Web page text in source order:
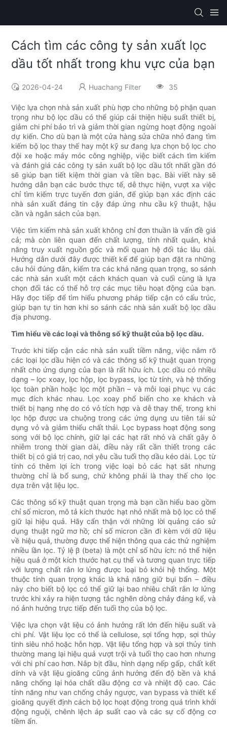
Cách tìm các công ty sản xuất lọc
dầu tốt nhất trong khu vực của bạn
2026-04-24 Huachang Filter 35
Việc lựa chọn nhà sản xuất phù hợp cho những bộ phận quan
trọng như bộ lọc dầu có thể giúp cải thiện hiệu suất thiết bị,
giảm chi phí bảo trì và giảm thời gian ngừng hoạt động ngoài
dự kiến. Cho dù bạn là một cửa hàng sửa chữa nhỏ đang tìm
kiếm bộ lọc thay thế hay một kỹ sư đang lựa chọn bộ lọc cho
đội xe hoặc máy móc công nghiệp, việc biết cách tìm kiếm
và đánh giá các công ty sản xuất bộ lọc dầu tốt nhất gần đó
sẽ giúp bạn tiết kiệm thời gian và tiền bạc. Bài viết này sẽ
hướng dẫn bạn các bước thực tế, dễ thực hiện, vượt xa việc
chỉ tìm kiếm trực tuyến đơn giản, để giúp bạn xác định các
nhà sản xuất đáng tin cậy đáp ứng nhu cầu kỹ thuật, hậu
cần và ngân sách của bạn.
Việc tìm kiếm nhà sản xuất không chỉ đơn thuần là vấn đề giá
cả; mà còn liên quan đến chất lượng, tính nhất quán, khả
năng truy xuất nguồn gốc và mối quan hệ đối tác lâu dài.
Hướng dẫn dưới đây được thiết kế để giúp bạn đặt ra những
câu hỏi đúng đắn, kiểm tra các khả năng quan trọng, so sánh
các nhà sản xuất một cách khách quan và cuối cùng là lựa
chọn đối tác có thể hỗ trợ các mục tiêu hoạt động của bạn.
Hãy đọc tiếp để tìm hiểu phương pháp tiếp cận có cấu trúc,
giúp bạn tự tin hơn khi so sánh các nhà sản xuất bộ lọc dầu
địa phương.
Tìm hiểu về các loại và thông số kỹ thuật của bộ lọc dầu.
Trước khi tiếp cận các nhà sản xuất tiềm năng, việc nắm rõ
các loại lọc dầu hiện có và các thông số kỹ thuật quan trọng
nhất cho ứng dụng của bạn là rất hữu ích. Lọc dầu có nhiều
dạng – lọc xoay, lọc hộp, lọc bypass, lọc từ tính, và hệ thống
lọc toàn phần hoặc lọc một phần – và mỗi loại phục vụ các
mục đích khác nhau. Lọc xoay phổ biến cho xe khách và
thiết bị hạng nhẹ do có vỏ tích hợp và dễ thay thế, trong khi
lọc hộp được ưa chuộng trong các ứng dụng ưu tiên tái sử
dụng vỏ và giảm thiểu chất thải. Lọc bypass hoạt động song
song với bộ lọc chính, giữ lại các hạt rất nhỏ và chất gây ô
nhiễm trong thời gian dài, điều này rất cần thiết trong các
thiết bị có giá trị cao, nơi yêu cầu tuổi thọ dầu kéo dài. Lọc từ
tính có thêm lợi ích trong việc loại bỏ các hạt sắt nhưng
thường chỉ là bổ sung, chứ không phải là thay thế cho lọc
dựa trên vật liệu lọc.
Các thông số kỹ thuật quan trọng mà bạn cần hiểu bao gồm
chỉ số micron, mô tả kích thước hạt nhỏ nhất mà bộ lọc có thể
giữ lại hiệu quả. Hãy cẩn thận với những lời quảng cáo sử
dụng thuật ngữ mơ hồ; chỉ số micron cần đi kèm với dữ liệu
về hiệu quả, thường được thể hiện thông qua các thử nghiệm
nhiều lần lọc. Tỷ lệ β (beta) là một chỉ số hữu ích: nó thể hiện
hiệu quả ở một kích thước hạt cụ thể và tương quan trực tiếp
với lượng chất rắn lơ lửng được loại bỏ khỏi hệ thống. Một
thuộc tính quan trọng khác là khả năng giữ bụi bẩn – điều
này cho biết bộ lọc có thể giữ lại bao nhiêu chất rắn lơ lửng
trước khi xảy ra hiện tượng tắc nghẽn dòng chảy đáng kể, và
nó ảnh hưởng trực tiếp đến tuổi thọ của bộ lọc.
Việc lựa chọn vật liệu có ảnh hưởng rất lớn đến hiệu suất và
chi phí. Vật liệu lọc có thể là cellulose, sợi tổng hợp, sợi thủy
tinh siêu nhỏ hoặc hỗn hợp. Vật liệu tổng hợp và sợi thủy tinh
thường mang lại hiệu quả vượt trội và tuổi thọ cao hơn nhưng
với chi phí cao hơn. Nắp bịt đầu, hình dạng nếp gấp, chất kết
dính và vật liệu gioăng cũng ảnh hưởng đến độ bền và khả
năng chống lại hóa chất dầu động cơ và nhiệt độ cao. Các
tính năng như van chống chảy ngược, van bypass và thiết kế
gioăng quyết định cách bộ lọc hoạt động trong quá trình khởi
động nguội, chênh lệch áp suất cao và các sự cố động cơ
tiềm ẩn.